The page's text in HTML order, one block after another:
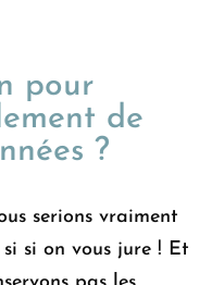
pour
de
?
serions vraiment
si on vous jure ! Et